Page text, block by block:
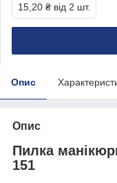
15,20 ₴ від 2 шт.
Опис
Опис
Пилка
151